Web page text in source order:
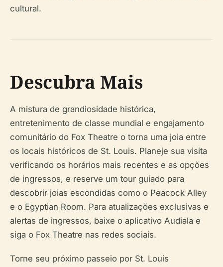
cultural.
Descubra Mais
A mistura de grandiosidade histórica,
entretenimento de classe mundial e engajamento
comunitário do Fox Theatre o torna uma joia entre
os locais históricos de St. Louis. Planeje sua visita
verificando os horários mais recentes e as opções
de ingressos, e reserve um tour guiado para
descobrir joias escondidas como o Peacock Alley
e o Egyptian Room. Para atualizações exclusivas e
alertas de ingressos, baixe o aplicativo Audiala e
siga o Fox Theatre nas redes sociais.
Torne seu próximo passeio por St. Louis